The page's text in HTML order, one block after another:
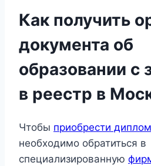
Как получить
документа об
образовании с
в реестр в
Чтобы приобрести
необходимо обратиться в
специализированную